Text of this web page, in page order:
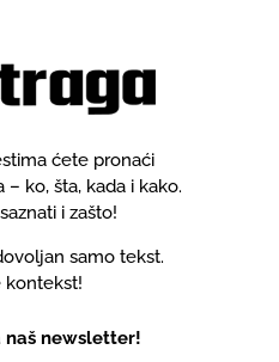
ćete pronaći
ko, šta, kada i kako.
i zašto!
samo tekst.
kontekst!
naš newsletter!